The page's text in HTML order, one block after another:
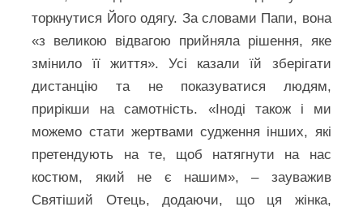
торкнутися Його одягу. За словами Папи, вона
«з великою відвагою прийняла рішення, яке
змінило її життя». Усі казали їй зберігати
дистанцію та не показуватися людям,
прирікши на самотність. «Іноді також і ми
можемо стати жертвами судження інших, які
претендують на те, щоб натягнути на нас
костюм, який не є нашим», – зауважив
Святіший Отець, додаючи, що ця жінка,